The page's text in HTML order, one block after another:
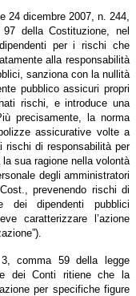
24 dicembre 2007, n. 244,
della Costituzione, nel
per i rischi che
alla responsabilità
sanziona con la nullità
pubblico assicuri propri
rischi, e introduce una
precisamente, la norma
assicurative volte a
rischi di responsabilità per
sua ragione nella volontà
degli amministratori
prevenendo rischi di
dei dipendenti pubblici
caratterizzare l’azione
comma 59 della legge
dei Conti ritiene che la
per specifiche figure